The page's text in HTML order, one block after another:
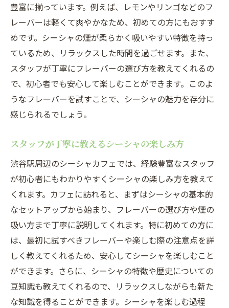
豊富に揃っています。例えば、レモンやリンゴなどのフ
レーバーは軽くて爽やかなため、初めての方にもおすす
めです。シーシャの煙が柔らかく吸いやすい特徴を持っ
ているため、リラックスした時間を過ごせます。また、
スタッフが丁寧にフレーバーの選び方を教えてくれるの
で、初心者でも安心して楽しむことができます。このよ
うなフレーバーを試すことで、シーシャの魅力を存分に
感じられるでしょう。
スタッフが丁寧に教えるシーシャの楽しみ方
渋谷駅周辺のシーシャカフェでは、経験豊富なスタッフ
が初心者にもわかりやすくシーシャの楽しみ方を教えて
くれます。カフェに訪れると、まずはシーシャの基本的
なセットアップから始まり、フレーバーの選び方や煙の
吸い方まで丁寧に説明してくれます。特に初めての方に
は、最初に試すべきフレーバーや楽しむ際の注意点を詳
しく教えてくれるため、安心してシーシャを楽しむこと
ができます。さらに、シーシャの特徴や歴史についての
豆知識も教えてくれるので、リラックスしながらも新た
な知識を得ることができます。シーシャを楽しむ過程